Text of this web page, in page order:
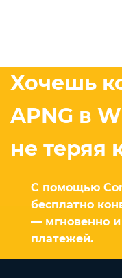
Хочешь
APNG в
не теряя
С помощью
бесплатно
— мгновенно и
платежей.